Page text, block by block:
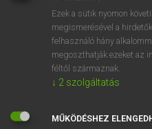
BELÉPÉS
Ezek a sütik nyomon
megismerésével a
felhasználó hány
megoszthatják ezeket az
féltől származnak.
↓ 2 szolgáltatás
MŰKÖDÉSHEZ